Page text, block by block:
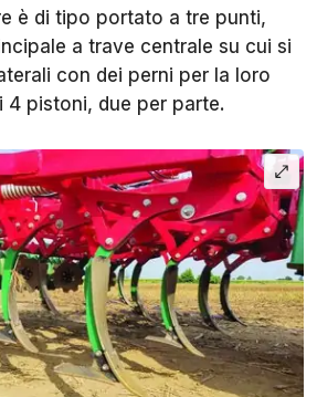
è di tipo portato a tre punti,
a trave centrale su cui si
con dei perni per la loro
4 pistoni, due per parte.